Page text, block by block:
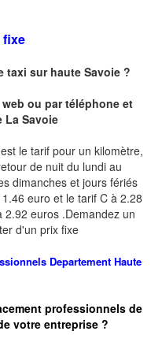
fixe
taxi sur haute Savoie ?
ou par téléphone et
La Savoie
le tarif pour un kilomètre,
de nuit du lundi au
dimanches et jours fériés
euro et le tarif C à 2.28
euros .Demandez un
d'un prix fixe
Departement Haute
professionnels de
votre entreprise ?